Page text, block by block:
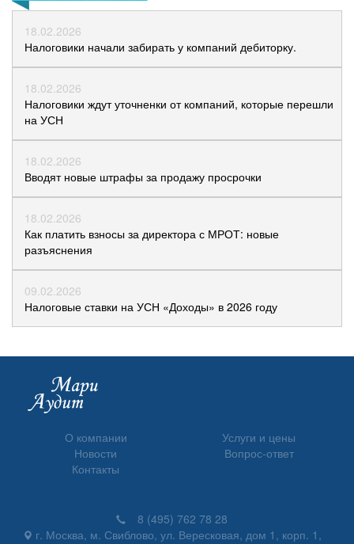
18.02.2026
Налоговики начали забирать у компаний дебиторку.
18.02.2026
Налоговики ждут уточненки от компаний, которые перешли
на УСН
18.02.2026
Вводят новые штрафы за продажу просрочки
18.02.2026
Как платить взносы за директора с МРОТ: новые
разъяснения
09.02.2026
Налоговые ставки на УСН «Доходы» в 2026 году
О компании
Услуги и цены
Новости
Вопрос-ответ
Контакты
8 (495) 762 78 28
г. Москва, м. Свиблово, ул. Вересковая, дом 1, корп. 1,